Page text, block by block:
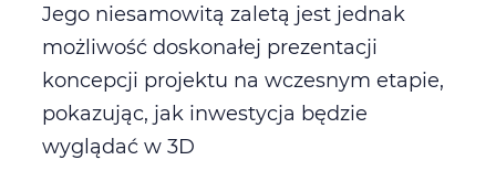
Jego niesamowitą zaletą jest jednak
możliwość doskonałej prezentacji
koncepcji projektu na wczesnym etapie,
pokazując, jak inwestycja będzie
wyglądać w 3D